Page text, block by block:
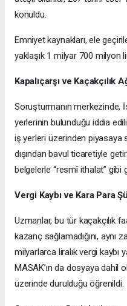
konuldu.
Emniyet kaynakları, ele
yaklaşık 1 milyar 700 milyon
Kapalıçarşı ve Kaçakçılık
Soruşturmanın merkezinde,
yerlerinin bulunduğu iddia
iş yerleri üzerinden piyasaya
dışından bavul ticaretiyle
belgelerle “resmî ithalat” gibi
Vergi Kaybı ve Kara Para
Uzmanlar, bu tür kaçakçılık
kazanç sağlamadığını, aynı
milyarlarca liralık vergi kaybı
MASAK’ın da dosyaya dahil
üzerinde durulduğu öğrenildi.